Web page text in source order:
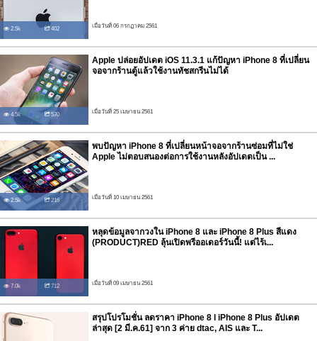
2.5k 402 เมื่อวันที่ 06 กรกฏาคม 2561
4.5k 570
Apple ปล่อยอัปเดต iOS 11.3.1 แก้ปัญหา iPhone 8 ที่เปลี่ยน
จอจากร้านตู้แล้วใช้งานทัชสกรีนไม่ได้
เมื่อวันที่ 25 เมษายน 2561
2.5k 216
พบปัญหา iPhone 8 ที่เปลี่ยนหน้าจอจากร้านซ่อมที่ไม่ใช่
Apple ไม่ตอบสนองต่อการใช้งานหลังอัปเดตเป็น ...
เมื่อวันที่ 10 เมษายน 2561
7.0k 712
หลุดข้อมูลจากวงใน iPhone 8 และ iPhone 8 Plus สีแดง
(PRODUCT)RED ลุ้นเปิดพรีออเดอร์วันนี้! แต่ไร้เ...
เมื่อวันที่ 09 เมษายน 2561
สรุปโปรโมชั่น ลดราคา iPhone 8 l iPhone 8 Plus อัปเดต
ล่าสุด [2 มี.ค.61] จาก 3 ค่าย dtac, AIS และ T...